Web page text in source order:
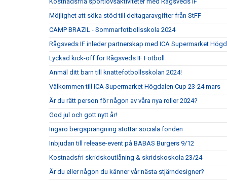
Möjlighet att söka stöd till deltagaravgifter från StFF
CAMP BRAZIL - Sommarfotbollsskola 2024
Rågsveds IF inleder partnerskap med ICA Supermarket
Lyckad kick-off för Rågsveds IF Fotboll
Anmäl ditt barn till knattefotbollsskolan 2024!
Välkommen till ICA Supermarket Högdalen Cup 23-24 mars
Är du rätt person för någon av våra nya roller 2024?
God jul och gott nytt år!
Ingarö bergsprängning stöttar sociala fonden
Inbjudan till release-event på BABAS Burgers 9/12
Kostnadsfri skridskoutlåning & skridskoskola 23/24
Är du eller någon du känner vår nästa stjärndesigner?